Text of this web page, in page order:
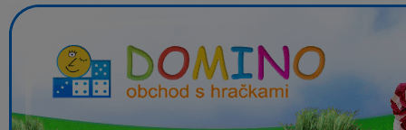
Domino - obchod s hračkami